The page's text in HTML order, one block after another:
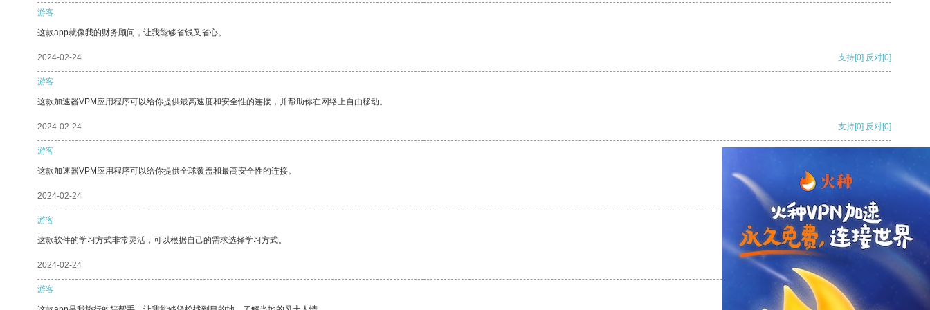
游客
这款app就像我的财务顾问，让我能够省钱又省心。
2024-02-24 支持[0] 反对[0]
游客
这款加速器VPM应用程序可以给你提供最高速度和安全性的连接，并帮助你在网络上自由移动。
2024-02-24 支持[0] 反对[0]
游客
这款加速器VPM应用程序可以给你提供全球覆盖和最高安全性的连接。
2024-02-24
游客
这款软件的学习方式非常灵活，可以根据自己的需求选择学习方式。
2024-02-24 反对
游客